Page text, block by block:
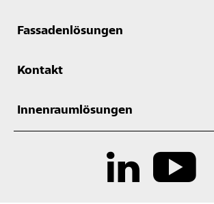
Fassadenlösungen
Kontakt
Innenraumlösungen